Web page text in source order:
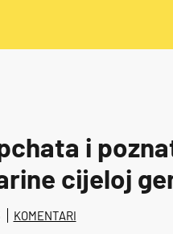
i
cijeloj
KOMENTARI